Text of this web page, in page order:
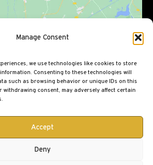
Manage Consent
we use technologies like cookies to store
Consenting to these technologies will
such as browsing behavior or unique IDs on this
withdrawing consent, may adversely affect certain
Accept
Deny
accept marketing cookies and enable